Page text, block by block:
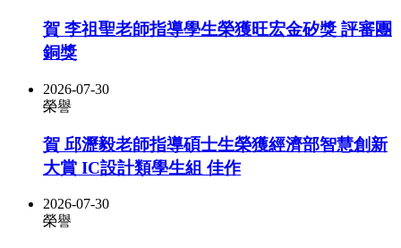
賀 李祖聖老師指導學生榮獲旺宏金矽獎 評審團
銅獎
2026-07-30
榮譽
賀 邱瀝毅老師指導碩士生榮獲經濟部智慧創新
大賞 IC設計類學生組 佳作
2026-07-30
榮譽